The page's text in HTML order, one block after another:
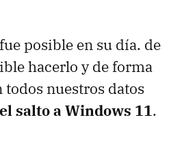
fue posible en su día. de
hacerlo y de forma
todos nuestros datos
salto a Windows 11.